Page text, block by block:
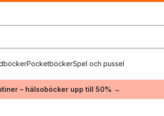
PocketböckerSpel och pussel
– hälsoböcker upp till 50% →